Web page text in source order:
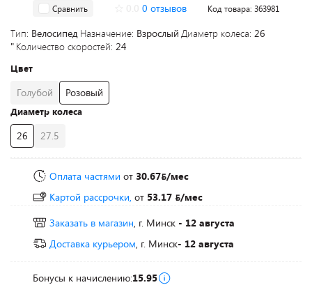
Сравнить 0 отзывов Код товара: 363981
Тип: Велосипед Назначение: Взрослый Диаметр колеса: 26
" Количество скоростей: 24
Цвет
Голубой Розовый
Диаметр колеса
26 27.5
Оплата частями от 30.67 /мес
Картой рассрочки, от 53.17
/мес
Заказать в магазин, г. Минск - 12 августа
Доставка курьером, г. Минск- 12 августа
Бонусы к начислению:15.95